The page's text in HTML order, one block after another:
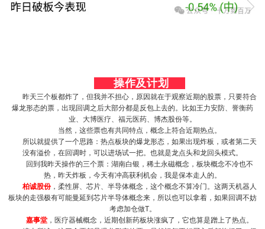
操作及计划
昨天三个板都炸了，但我并不担心，原因就在于观察近期的股票，只要符合
爆龙形态的票，出现回调之后大部分都是反包上去的。比如王力安防、誉衡药
业、大博医疗、福元医药、博杰股份等。
当然，这些票也有共同特点，概念上符合近期热点。
所以就提供了一个思路：热点板块的爆龙形态，如果出现炸板，或者第二天
没有溢价，在回调时，可以进场试一把。也就是龙点头和龙回头模式。
回到我昨天操作的三个票：湖南白银，稀土永磁概念，板块概念不冷也不
热，昨天炸板，今天有冲高获利机会，我是保本走人的。
柏诚股份，柔性屏、芯片、半导体概念，这个概念不算冷门。这两天机器人
板块的走强极有可能曼延到芯片半导体概念来，所以也可以拿着，如果回调不妨
考虑加仓做T。
嘉事堂 ，医疗器械概念，近期创新药板块涨疯了，它也算是蹭上了热点。